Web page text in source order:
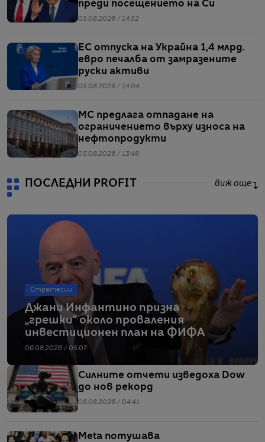
преди посещението на Си
05.08.2026 / 14:52
ЕС отпуска на Украйна 1,4 млрд.
евро печалба от замразените
руски активи
05.08.2026 / 14:04
МС предлага отпадане на
ограничението върху износа на
нефтопродукти
05.08.2026 / 13:48
ПОСЛЕДНИ PROFIT виж още
Стратегии
Джани Инфантино призна
„грешки“ около проваления
инвестиционен план на ФИФА
06.08.2026 / 05:07
Силните отчети изведоха Dow
до нов рекорд
06.08.2026 / 04:41
Meta потушава